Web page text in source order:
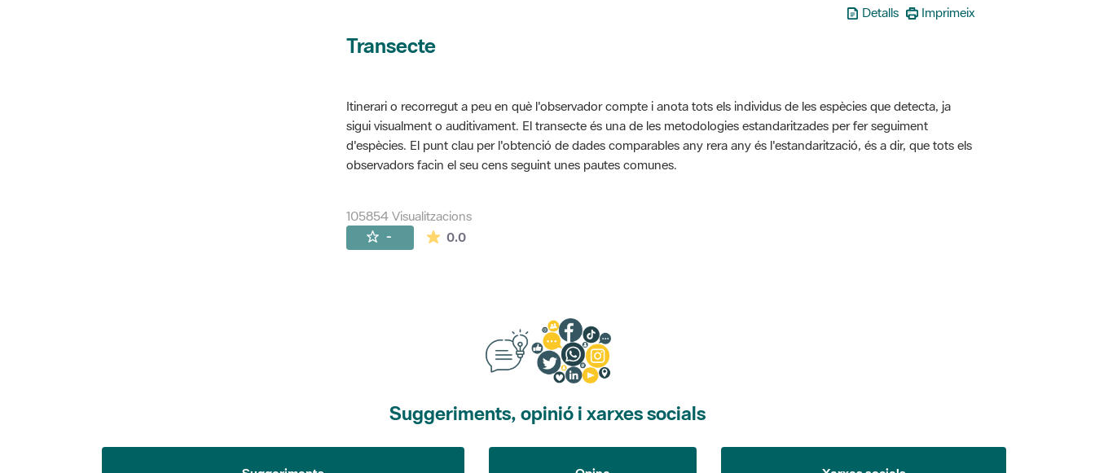
Detalls Imprimeix
Transecte
Itinerari o recorregut a peu en què l'observador compte i anota tots els individus de les espècies que detecta, ja
sigui visualment o auditivament. El transecte és una de les metodologies estandaritzades per fer seguiment
d'espècies. El punt clau per l'obtenció de dades comparables any rera any és l'estandarització, és a dir, que tots els
observadors facin el seu cens seguint unes pautes comunes.
105854 Visualitzacions
- 0.0La mitjana de les valoracions és de 0 estrelles de 5.
Suggeriments, opinió i xarxes socials